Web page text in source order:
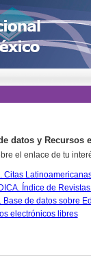
datos y Recursos
el enlace de tu
electrónicos libres